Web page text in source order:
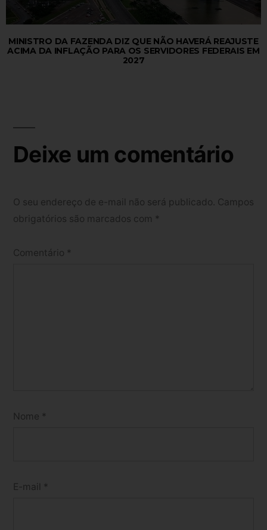
MINISTRO DA FAZENDA DIZ QUE NÃO HAVERÁ REAJUSTE
ACIMA DA INFLAÇÃO PARA OS SERVIDORES FEDERAIS EM
2027
Deixe um comentário
O seu endereço de e-mail não será publicado. Campos
obrigatórios são marcados com *
Comentário *
Nome *
E-mail *